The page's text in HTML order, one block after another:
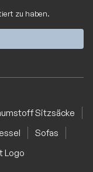
zu haben.
Sitzsäcke
Sofas
Logo